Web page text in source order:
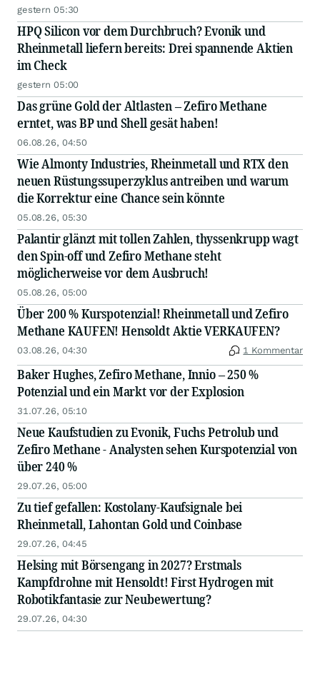
gestern 05:30
HPQ Silicon vor dem Durchbruch? Evonik und
Rheinmetall liefern bereits: Drei spannende Aktien
im Check
gestern 05:00
Das grüne Gold der Altlasten – Zefiro Methane
erntet, was BP und Shell gesät haben!
06.08.26, 04:50
Wie Almonty Industries, Rheinmetall und RTX den
neuen Rüstungssuperzyklus antreiben und warum
die Korrektur eine Chance sein könnte
05.08.26, 05:30
Palantir glänzt mit tollen Zahlen, thyssenkrupp wagt
den Spin-off und Zefiro Methane steht
möglicherweise vor dem Ausbruch!
05.08.26, 05:00
Über 200 % Kurspotenzial! Rheinmetall und Zefiro
Methane KAUFEN! Hensoldt Aktie VERKAUFEN?
03.08.26, 04:30 1 Kommentar
Baker Hughes, Zefiro Methane, Innio – 250 %
Potenzial und ein Markt vor der Explosion
31.07.26, 05:10
Neue Kaufstudien zu Evonik, Fuchs Petrolub und
Zefiro Methane - Analysten sehen Kurspotenzial von
über 240 %
29.07.26, 05:00
Zu tief gefallen: Kostolany-Kaufsignale bei
Rheinmetall, Lahontan Gold und Coinbase
29.07.26, 04:45
Helsing mit Börsengang in 2027? Erstmals
Kampfdrohne mit Hensoldt! First Hydrogen mit
Robotikfantasie zur Neubewertung?
29.07.26, 04:30